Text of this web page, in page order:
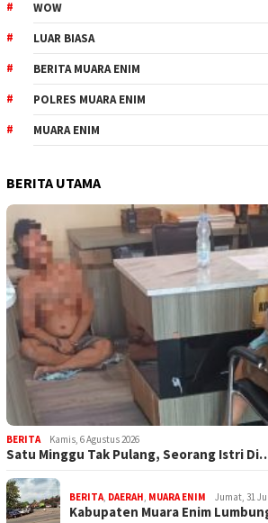
WOW
LUAR BIASA
BERITA MUARA ENIM
POLRES MUARA ENIM
MUARA ENIM
BERITA UTAMA
BERITA Kamis, 6 Agustus 2026
Satu Minggu Tak Pulang, Seorang Istri
BERITA DAERAH MUARA ENIM Jumat, 31
Kabupaten Muara Enim